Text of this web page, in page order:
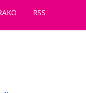
RSS